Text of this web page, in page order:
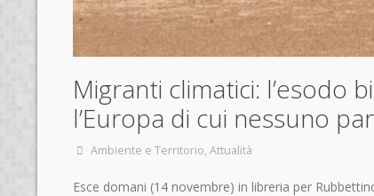
Migranti climatici: l’esodo
l’Europa di cui nessuno
Ambiente e Territorio, Attualità
Esce domani (14 novembre) in libreria per